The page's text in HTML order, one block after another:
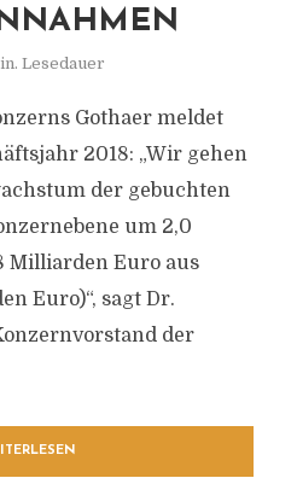
Lesedauer
Gothaer meldet
2018: „Wir gehen
der gebuchten
um 2,0
Milliarden Euro aus
Euro)“, sagt Dr.
der